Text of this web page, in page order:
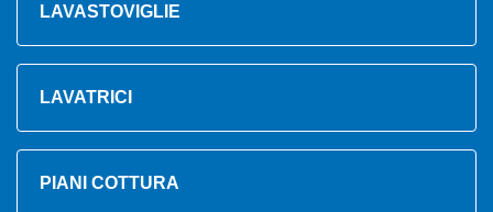
LAVASTOVIGLIE
LAVATRICI
PIANI COTTURA